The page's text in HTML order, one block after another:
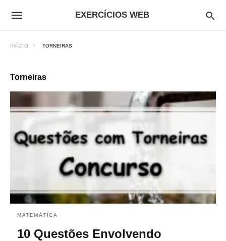
EXERCÍCIOS WEB
INÍCIO TORNEIRAS
Torneiras
MATEMÁTICA
10 Questões Envolvendo